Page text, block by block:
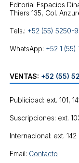
Editorial Espacios
Tels.: +52 (55) 5250-
WhatsApp: +52 1 (55)
VENTAS: +52 (55)
Publicidad: ext. 101,
Suscripciones: ext.
Internacional: ext. 142
Email: Contacto